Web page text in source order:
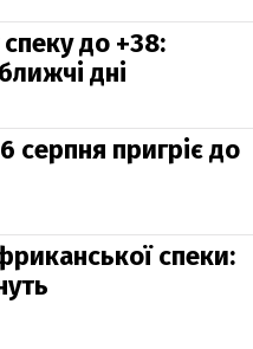
до +38:
дні
серпня пригріє до
спеки: